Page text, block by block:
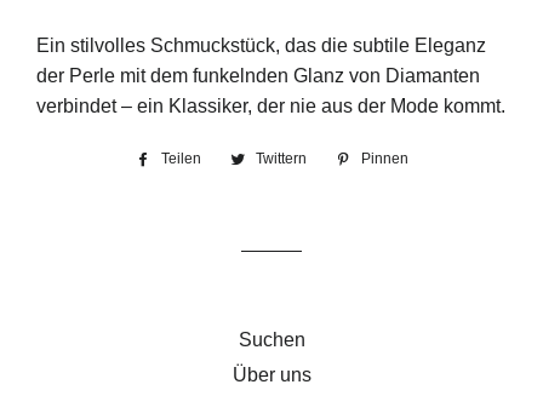
Ein stilvolles Schmuckstück, das die subtile Eleganz
der Perle mit dem funkelnden Glanz von Diamanten
verbindet – ein Klassiker, der nie aus der Mode kommt.
Teilen
Auf
Twittern
Auf
Pinnen
Suchen
Über uns